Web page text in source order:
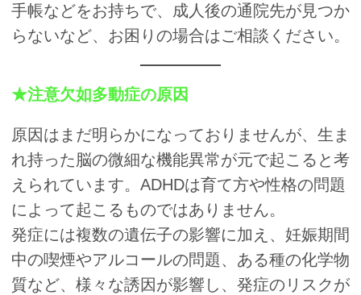
手帳などをお持ちで、成人後の通院先が見つか
らないなど、お困りの場合はご相談ください。
★注意欠如多動症の原因
原因はまだ明らかになっておりませんが、生ま
れ持った脳の微細な機能異常が元で起こると考
えられています。ADHDは育て方や性格の問題
によって起こるものではありません。
発症には複数の遺伝子の影響に加え、妊娠期間
中の喫煙やアルコールの問題、ある種の化学物
質など、様々な誘因が影響し、発症のリスクが